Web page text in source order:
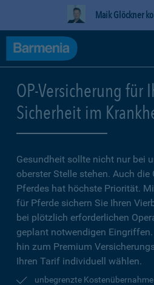
Maik Glöckner
OP-Versicherung für
Sicherheit im
Gesundheit sollte nicht nur bei
oberster Stelle stehen. Auch die
Pferdes hat höchste Priorität.
für Pferde sichern Sie Ihren
bei plötzlich erforderlichen
geplant notwendigen
hin zum Premium
Ihren Tarif individuell wählen.
unbegrenzte Kostenübernahme